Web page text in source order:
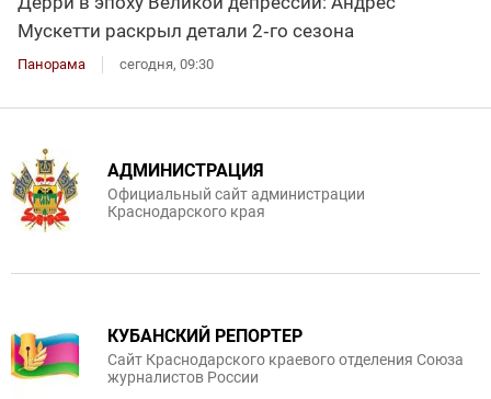
Мускетти раскрыл детали 2‑го сезона
Панорама сегодня, 09:30
АДМИНИСТРАЦИЯ
Официальный сайт администрации
Краснодарского края
КУБАНСКИЙ РЕПОРТЕР
Сайт Краснодарского краевого отделения Союза
журналистов России